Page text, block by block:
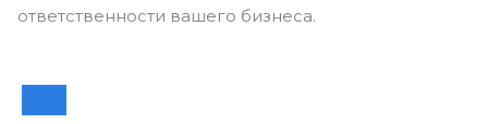
ответственности вашего бизнеса.